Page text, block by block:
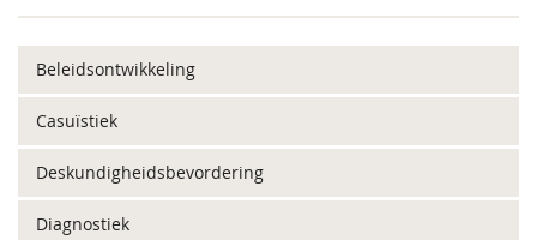
Beleidsontwikkeling
Casuïstiek
Deskundigheidsbevordering
Diagnostiek